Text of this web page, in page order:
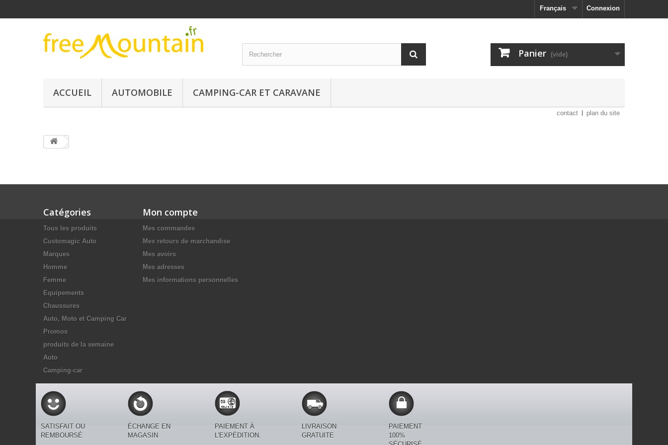
Connexion
Français
Panier (vide)
ACCUEIL AUTOMOBILE CAMPING-CAR ET CARAVANE
contact plan du site
Catégories
Tous les produits
Customagic Auto
Marques
Homme
Femme
Equipements
Chaussures
Auto, Moto et Camping Car
Promos
produits de la semaine
Auto
Camping-car
Mon compte
Mes commandes
Mes retours de marchandise
Mes avoirs
Mes adresses
Mes informations personnelles
SATISFAIT OU
REMBOURSÉ
ÉCHANGE EN
MAGASIN
PAIEMENT À
L'EXPÉDITION.
LIVRAISON
GRATUITE
PAIEMENT
100%